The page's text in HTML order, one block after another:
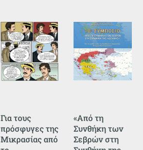
Για τους
πρόσφυγες της
Μικρασίας από
«Από τη
Συνθήκη των
Σεβρών στη